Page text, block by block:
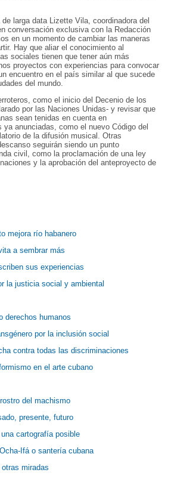
larga data Lizette Vila, coordinadora del
conversación exclusiva con la Redacción
en un momento de cambiar las maneras
Hay que aliar el conocimiento al
sociales tienen que tener aún más
proyectos con experiencias para convocar
encuentro en el país similar al que sucede
del mundo.
como el inicio del Decenio de los
por las Naciones Unidas- y revisar que
sean tenidas en cuenta en
anunciadas, como el nuevo Código del
de la difusión musical. Otras
seguirán siendo un punto
civil, como la proclamación de una ley
y la aprobación del anteproyecto de
mejora río habanero
a sembrar más
sus experiencias
la justicia social y ambiental
derechos humanos
por la inclusión social
contra todas las discriminaciones
en el arte cubano
del machismo
presente, futuro
cartografía posible
Ifá o santería cubana
miradas